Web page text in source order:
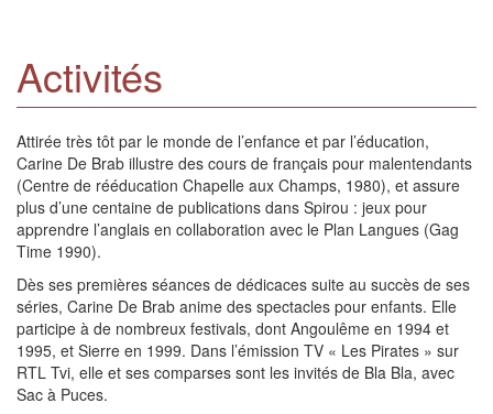
Activités
Attirée très tôt par le monde de l’enfance et par l’éducation,
Carine De Brab illustre des cours de français pour malentendants
(Centre de rééducation Chapelle aux Champs, 1980), et assure
plus d’une centaine de publications dans Spirou : jeux pour
apprendre l’anglais en collaboration avec le Plan Langues (Gag
Time 1990).
Dès ses premières séances de dédicaces suite au succès de ses
séries, Carine De Brab anime des spectacles pour enfants. Elle
participe à de nombreux festivals, dont Angoulême en 1994 et
1995, et Sierre en 1999. Dans l’émission TV « Les Pirates » sur
RTL Tvi, elle et ses comparses sont les invités de Bla Bla, avec
Sac à Puces.